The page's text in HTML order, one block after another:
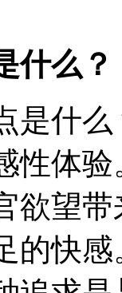
什么？
什么
性体
欲望
的快